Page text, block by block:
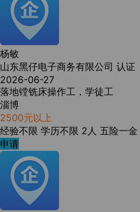
杨敏
山东黑仔电子商务有限公司 认证
2026-06-27
落地镗铣床操作工，学徒工
淄博
2500元以上
经验不限 学历不限 2人 五险一金
申请